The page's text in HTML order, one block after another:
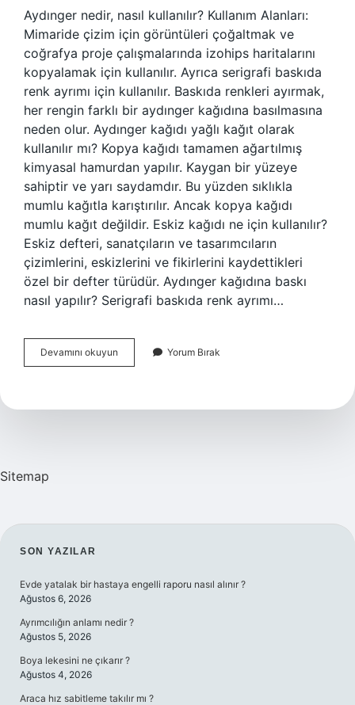
Aydınger nedir, nasıl kullanılır? Kullanım Alanları:
Mimaride çizim için görüntüleri çoğaltmak ve
coğrafya proje çalışmalarında izohips haritalarını
kopyalamak için kullanılır. Ayrıca serigrafi baskıda
renk ayrımı için kullanılır. Baskıda renkleri ayırmak,
her rengin farklı bir aydınger kağıdına basılmasına
neden olur. Aydınger kağıdı yağlı kağıt olarak
kullanılır mı? Kopya kağıdı tamamen ağartılmış
kimyasal hamurdan yapılır. Kaygan bir yüzeye
sahiptir ve yarı saydamdır. Bu yüzden sıklıkla
mumlu kağıtla karıştırılır. Ancak kopya kağıdı
mumlu kağıt değildir. Eskiz kağıdı ne için kullanılır?
Eskiz defteri, sanatçıların ve tasarımcıların
çizimlerini, eskizlerini ve fikirlerini kaydettikleri
özel bir defter türüdür. Aydınger kağıdına baskı
nasıl yapılır? Serigrafi baskıda renk ayrımı…
Devamını okuyun Aydınger
Eskizi
Yorum Bırak
Sitemap
SIDEBAR
SON YAZILAR
Evde yatalak bir hastaya engelli raporu nasıl alınır ?
Ağustos 6, 2026
Ayrımcılığın anlamı nedir ?
Ağustos 5, 2026
Boya lekesini ne çıkarır ?
Ağustos 4, 2026
Araca hız sabitleme takılır mı ?